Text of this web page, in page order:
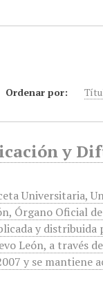
Ordenar por:
y
Universitaria,
Órgano Oficial
y distribuida
León, a través
y se mantiene